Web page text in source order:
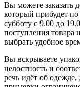
Вы можете заказать
который прибудет
субботу с 9.00 до
поступления товара
выбрать удобное
Вы вскрываете
целостность и
речь идёт об